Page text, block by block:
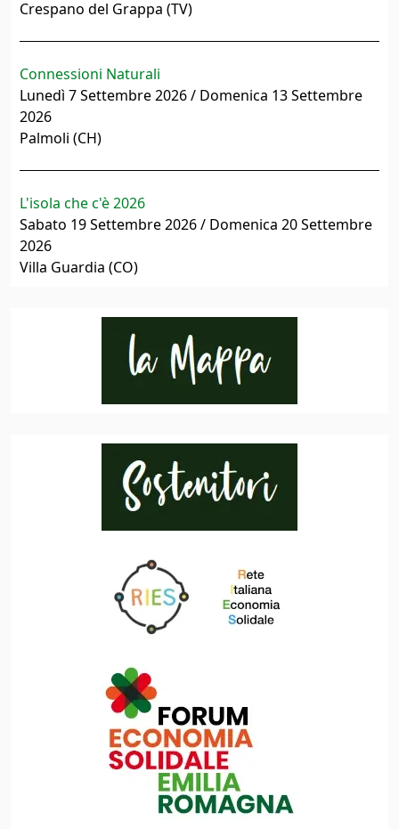
Crespano del Grappa (TV)
Connessioni Naturali
Lunedì 7 Settembre 2026 / Domenica 13 Settembre
2026
Palmoli (CH)
L'isola che c'è 2026
Sabato 19 Settembre 2026 / Domenica 20 Settembre
2026
Villa Guardia (CO)